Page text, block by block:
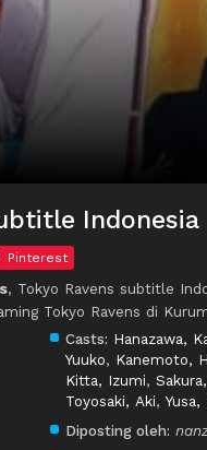
Indonesia
Pinterest
, Tokyo Ravens subtitle
Tokyo Ravens di
Casts: Hanazawa,
Yuuko, Kanemoto,
Kitta, Izumi,
Toyosaki, Aki, Yusa,
Diposting oleh: